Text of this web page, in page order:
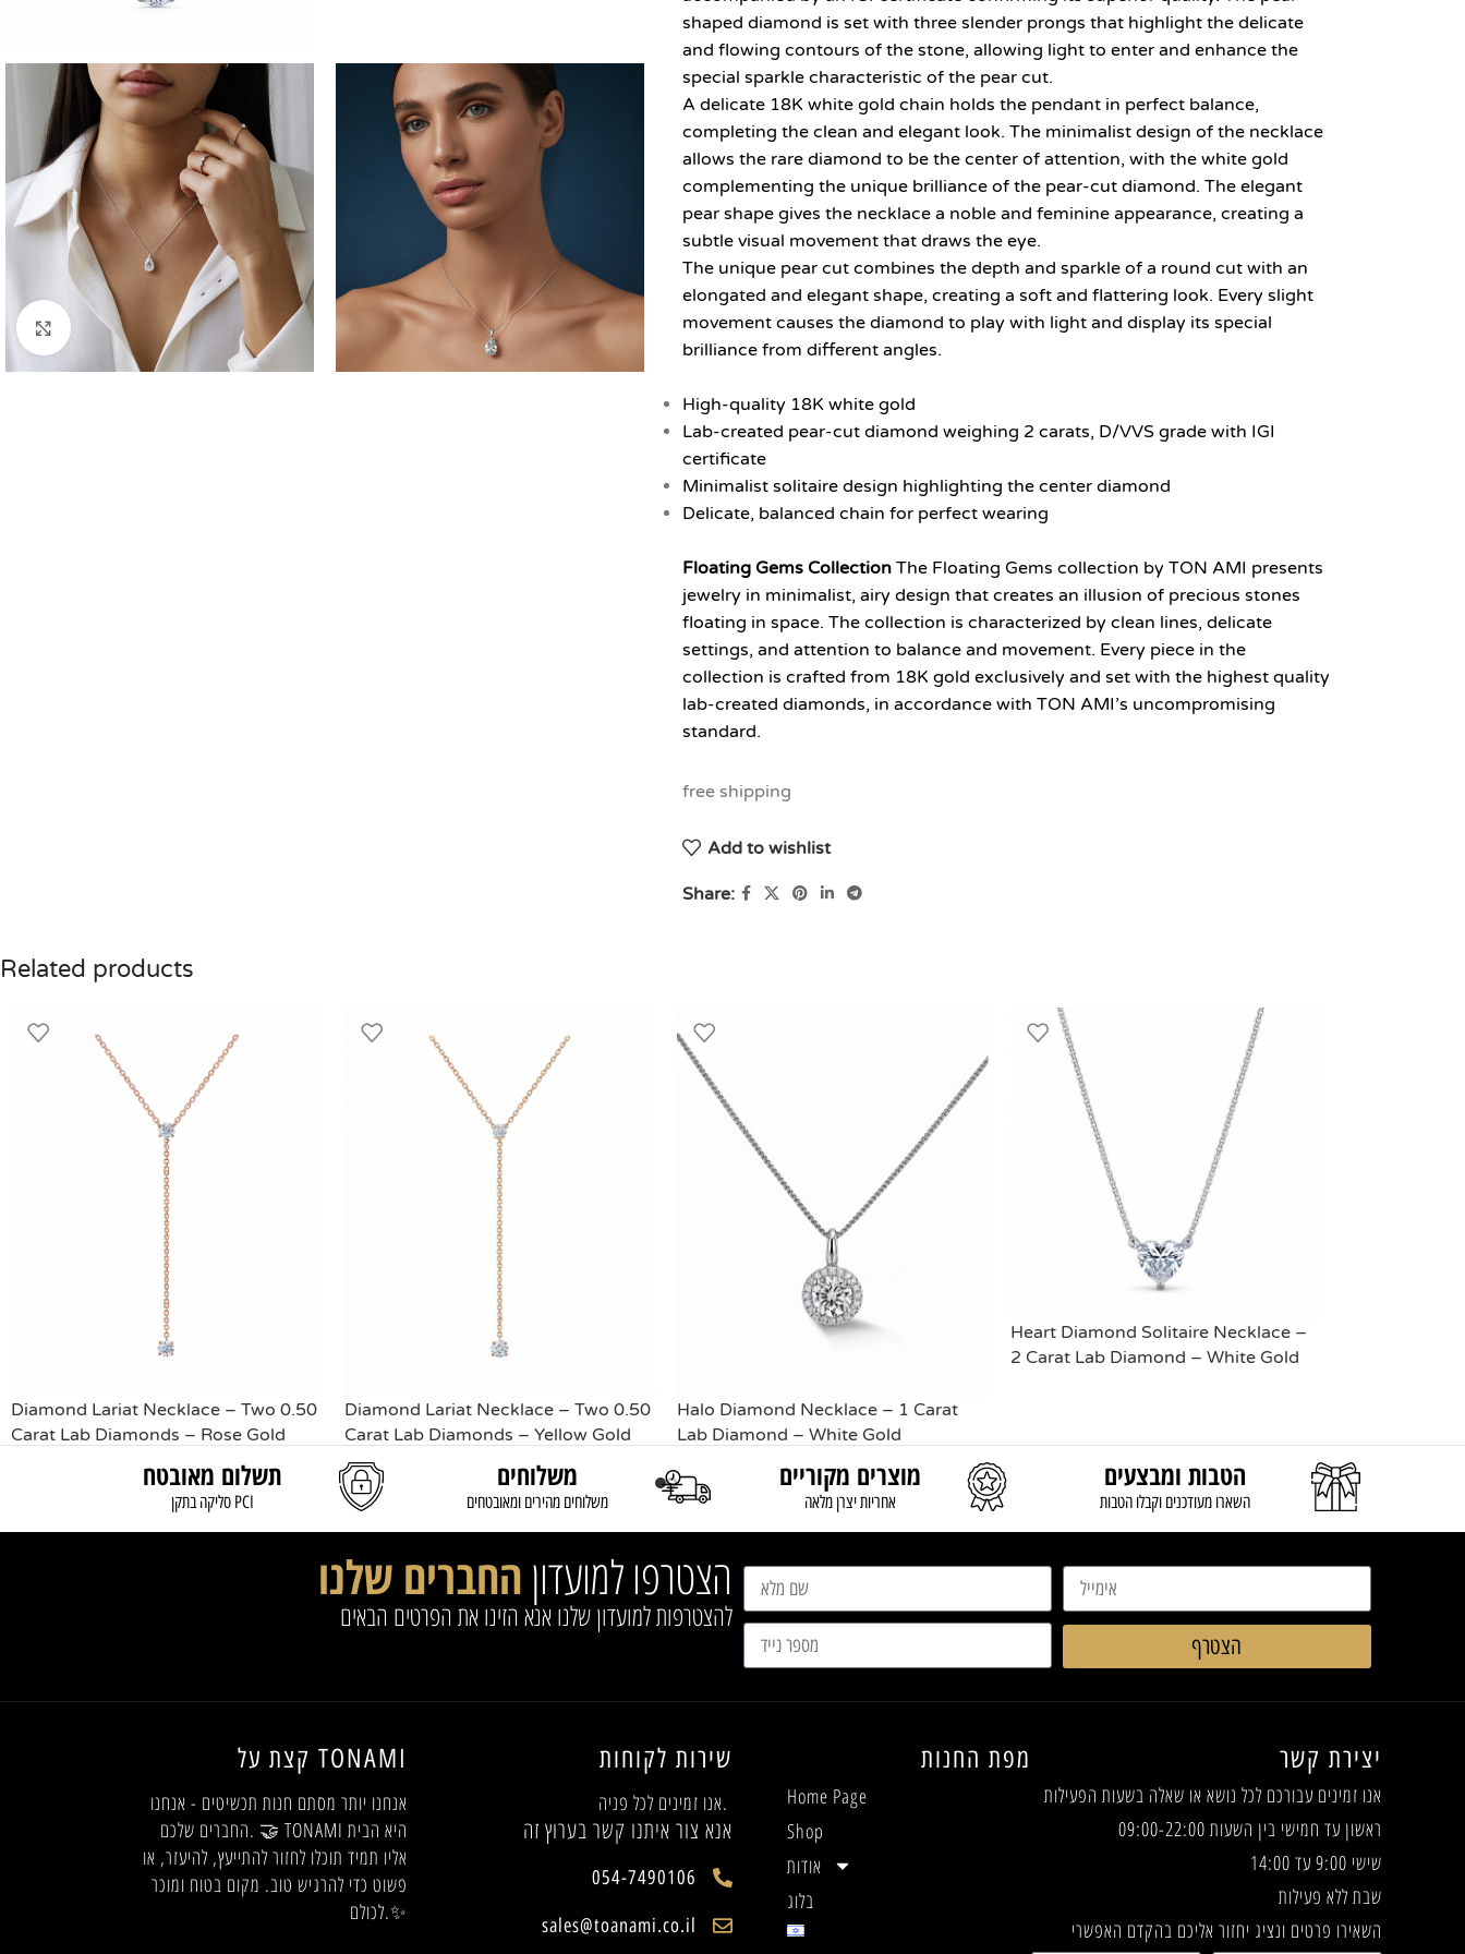
Click to enlarge
shaped diamond is set with three slender prongs that highlight the delicate
and flowing contours of the stone, allowing light to enter and enhance the
special sparkle characteristic of the pear cut.
A delicate 18K white gold chain holds the pendant in perfect balance,
completing the clean and elegant look. The minimalist design of the necklace
allows the rare diamond to be the center of attention, with the white gold
complementing the unique brilliance of the pear-cut diamond. The elegant
pear shape gives the necklace a noble and feminine appearance, creating a
subtle visual movement that draws the eye.
The unique pear cut combines the depth and sparkle of a round cut with an
elongated and elegant shape, creating a soft and flattering look. Every slight
movement causes the diamond to play with light and display its special
brilliance from different angles.
High-quality 18K white gold
Lab-created pear-cut diamond weighing 2 carats, D/VVS grade with IGI
certificate
Minimalist solitaire design highlighting the center diamond
Delicate, balanced chain for perfect wearing
Floating Gems CollectionThe Floating Gems collection by TON AMI presents
jewelry in minimalist, airy design that creates an illusion of precious stones
floating in space. The collection is characterized by clean lines, delicate
settings, and attention to balance and movement. Every piece in the
collection is crafted from 18K gold exclusively and set with the highest quality
lab-created diamonds, in accordance with TON AMI’s uncompromising
standard.
free shipping
Add to wishlist
Share:
Related products
Diamond Lariat Necklace – Two 0.50
Carat Lab Diamonds – Rose Gold
Diamond Lariat Necklace – Two 0.50
Carat Lab Diamonds – Yellow Gold
READ MORE
Halo Diamond Necklace – 1 Carat
Lab Diamond – White Gold
READ MORE
Heart Diamond Solitaire Necklace –
2 Carat Lab Diamond – White Gold
READ MORE תשלום מאובטח
סליקה בתקן PCI
משלוחים
משלוחים מהירים ומאובטחים
מוצרים מקוריים
אחריות יצרן מלאה
הטבות ומבצעים
השארו מעודכנים וקבלו הטבות
הצטרפו למועדוןהחברים שלנו
להצטרפות למועדון שלנו אנא הזינו את הפרטים הבאים
הצטרף
קצת על TONAMI
אנחנו יותר מסתם חנות תכשיטים - אנחנו
החברים שלכם. 🤝 TONAMI היא הבית
אליו תמיד תוכלו לחזור להתייעץ, להיעזר, או
פשוט כדי להרגיש טוב. מקום בטוח ומוכר
לכולם.✨
שירות לקוחות
אנו זמינים לכל פניה.
אנא צור איתנו קשר בערוץ זה
054-7490106
sales@toanami.co.il
מפת החנות
Home Page
Shop
אודות
בלוג
יצירת קשר
אנו זמינים עבורכם לכל נושא או שאלה בשעות הפעילות
ראשון עד חמישי בין השעות 09:00-22:00
שישי 9:00 עד 14:00
שבת ללא פעילות
השאירו פרטים ונציג יחזור אליכם בהקדם האפשרי